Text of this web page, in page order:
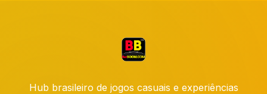
Hub brasileiro de jogos casuais e experiências